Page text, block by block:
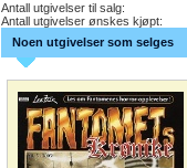
Antall utgivelser til salg:
Antall utgivelser ønskes kjøpt:
Noen utgivelser som selges